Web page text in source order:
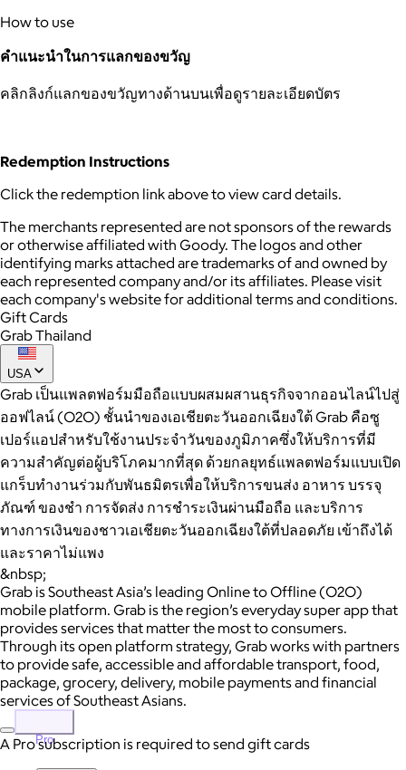
How to use
คำแนะนำในการแลกของขวัญ
คลิกลิงก์แลกของขวัญทางด้านบนเพื่อดูรายละเอียดบัตร
Redemption Instructions
Click the redemption link above to view card details.
The merchants represented are not sponsors of the rewards
or otherwise affiliated with Goody. The logos and other
identifying marks attached are trademarks of and owned by
each represented company and/or its affiliates. Please visit
each company's website for additional terms and conditions.
Gift Cards
Grab Thailand
USA
Grab เป็นแพลตฟอร์มมือถือแบบผสมผสานธุรกิจจากออนไลน์ไปสู่
ออฟไลน์ (O2O) ชั้นนำของเอเชียตะวันออกเฉียงใต้ Grab คือซู
เปอร์แอปสำหรับใช้งานประจำวันของภูมิภาคซึ่งให้บริการที่มี
ความสำคัญต่อผู้บริโภคมากที่สุด ด้วยกลยุทธ์แพลตฟอร์มแบบเปิด
แกร็บทำงานร่วมกับพันธมิตรเพื่อให้บริการขนส่ง อาหาร บรรจุ
ภัณฑ์ ของชำ การจัดส่ง การชำระเงินผ่านมือถือ และบริการ
ทางการเงินของชาวเอเชียตะวันออกเฉียงใต้ที่ปลอดภัย เข้าถึงได้
และราคาไม่แพง
&nbsp;
Grab is Southeast Asia’s leading Online to Offline (O2O)
mobile platform. Grab is the region’s everyday super app that
provides services that matter the most to consumers.
Through its open platform strategy, Grab works with partners
to provide safe, accessible and affordable transport, food,
package, grocery, delivery, mobile payments and financial
services of Southeast Asians.
Pro
A Pro subscription is required to send gift cards